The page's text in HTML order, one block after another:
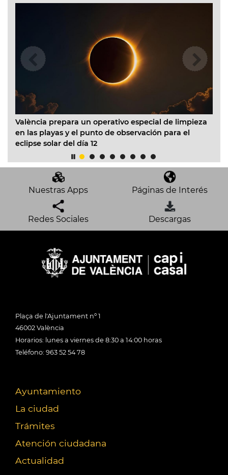
València prepara un operativo especial de limpieza
en las playas y el punto de observación para el
eclipse solar del día 12
Nuestras Apps Páginas de Interés
Redes Sociales Descargas
Plaça de l'Ajuntament nº 1
46002 València
Horarios: lunes a viernes de 8:30 a 14:00 horas
Teléfono: 963 52 54 78
Ayuntamiento
La ciudad
Trámites
Atención ciudadana
Actualidad